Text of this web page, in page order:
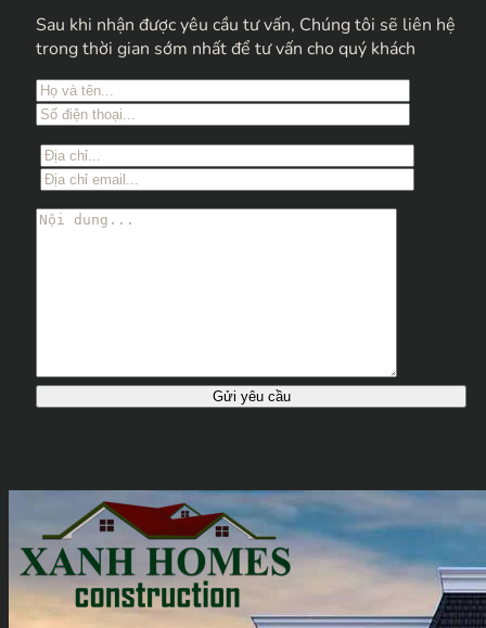
Sau khi nhận được yêu cầu tư vấn, Chúng tôi sẽ liên hệ
trong thời gian sớm nhất để tư vấn cho quý khách